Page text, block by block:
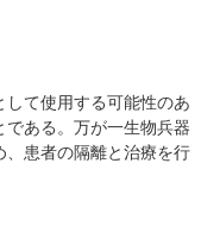
て使用する可能性のあ
ある。万が一生物兵器
患者の隔離と治療を行